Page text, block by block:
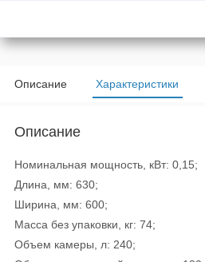
Описание Характеристики
Описание
Номинальная мощность, кВт: 0,15;
Длина, мм: 630;
Ширина, мм: 600;
Масса без упаковки, кг: 74;
Объем камеры, л: 240;